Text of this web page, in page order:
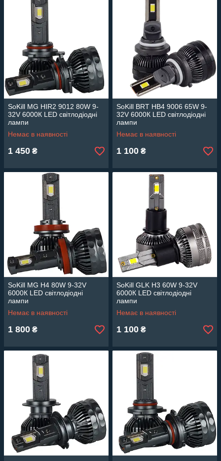
SoKill MG HIR2 9012 80W 9-
32V 6000К LED світлодіодні
лампи
Немає в наявності
1 450 ₴
SoKill BRT HB4 9006 65W 9-
32V 6000К LED світлодіодні
лампи
Немає в наявності
1 100 ₴
SoKill MG H4 80W 9-32V
6000К LED світлодіодні
лампи
Немає в наявності
1 800 ₴
SoKill GLK H3 60W 9-32V
6000К LED світлодіодні
лампи
Немає в наявності
1 100 ₴